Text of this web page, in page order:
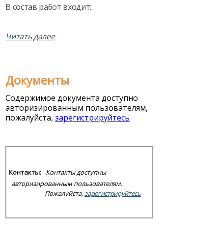
В состав работ входит:
Определение перечня необходимых запасных частей.
Поставка дефектных компонентов (при возможности).
Читать далее
Документы
Содержимое документа доступно
авторизированным пользователям,
пожалуйста,зарегистрируйтесь
Контакты: Контакты доступны
авторизированным пользователям.
Пожалуйста,зарегистрируйтесь